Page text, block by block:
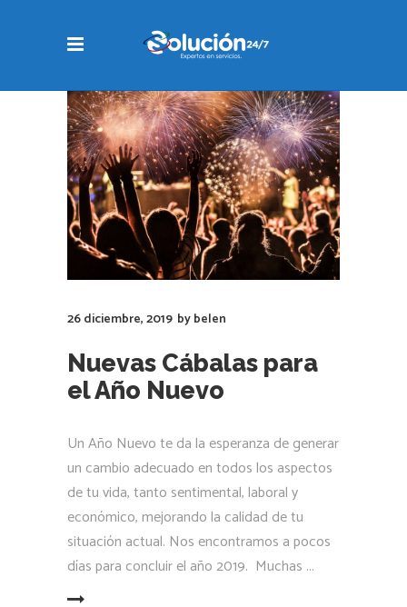
26 diciembre, 2019 bybelen
Nuevas Cábalas para
el Año Nuevo
Un Año Nuevo te da la esperanza de generar
un cambio adecuado en todos los aspectos
de tu vida, tanto sentimental, laboral y
económico, mejorando la calidad de tu
situación actual. Nos encontramos a pocos
días para concluir el año 2019. Muchas